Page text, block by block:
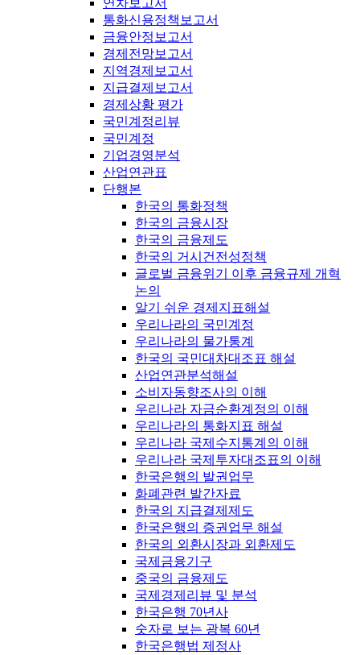
연차보고서
통화신용정책보고서
금융안정보고서
경제전망보고서
지역경제보고서
지급결제보고서
경제상황 평가
국민계정리뷰
국민계정
기업경영분석
산업연관표
단행본
한국의 통화정책
한국의 금융시장
한국의 금융제도
한국의 거시건전성정책
글로벌 금융위기 이후 금융규제 개혁
논의
알기 쉬운 경제지표해설
우리나라의 국민계정
우리나라의 물가통계
한국의 국민대차대조표 해설
산업연관분석해설
소비자동향조사의 이해
우리나라 자금순환계정의 이해
우리나라의 통화지표 해설
우리나라 국제수지통계의 이해
우리나라 국제투자대조표의 이해
한국은행의 발권업무
화폐관련 발간자료
한국의 지급결제제도
한국은행의 증권업무 해설
한국의 외환시장과 외환제도
국제금융기구
중국의 금융제도
국제경제리뷰 및 분석
한국은행 70년사
숫자로 보는 광복 60년
한국은행법 제정사